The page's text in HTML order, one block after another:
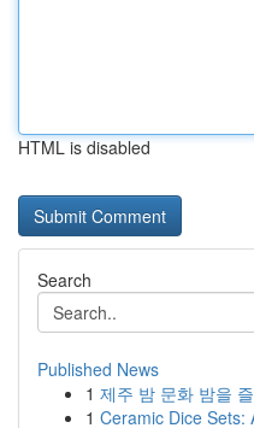
HTML is disabled
Search
Published News
1 제주 밤 문화 밤을
1 Ceramic Dice Sets: